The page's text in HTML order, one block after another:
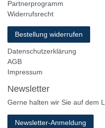
Partnerprogramm
Widerrufsrecht
Bestellung widerrufen
Datenschutzerklärung
AGB
Impressum
Newsletter
Gerne halten wir Sie auf dem
Newsletter-Anmeldung